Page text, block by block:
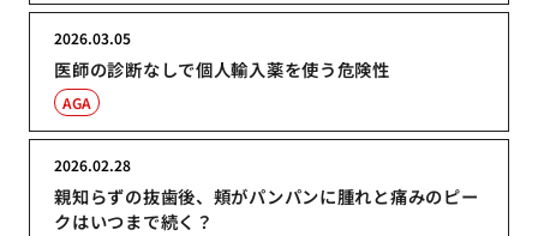
医師の診断なしで個人輸入薬を使う危険性
2026.03.05
AGA
親知らずの抜歯後、頬がパンパンに腫れと痛みのピー
クはいつまで続く？
2026.02.28